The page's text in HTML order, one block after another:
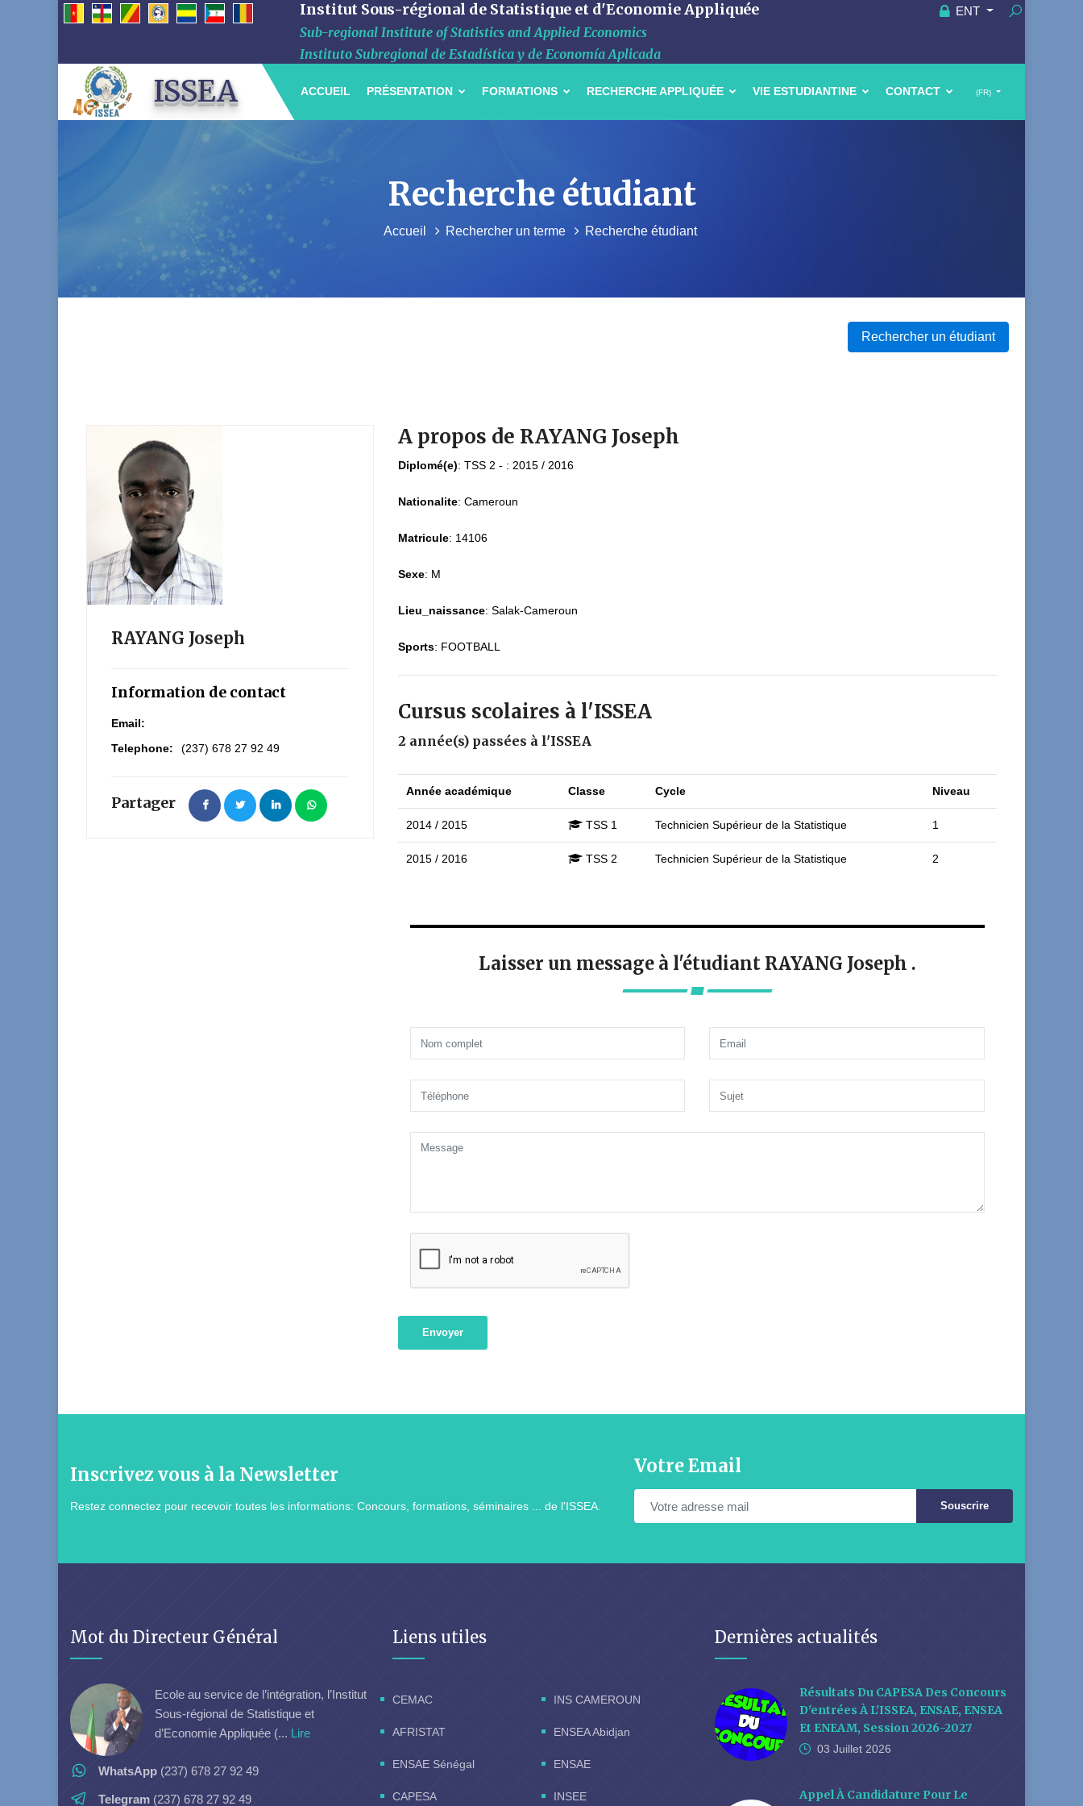
Institut Sous-régional de Statistique et d'Economie Appliquée
Sub-regional Institute of Statistics and Applied Economics
Instituto Subregional de Estadística y de Economía Aplicada
ENT
ISSEA (FR)
ACCUEIL PRÉSENTATION FORMATIONS RECHERCHE APPLIQUÉE VIE ESTUDIANTINE CONTACT
Recherche étudiant
Accueil Rechercher un terme Recherche étudiant
Rechercher un étudiant
RAYANG Joseph
Information de contact
Email:
Telephone:
(237) 678 27 92 49
Partager
A propos de RAYANG Joseph
Diplomé(e): TSS 2 - : 2015 / 2016
Nationalite: Cameroun
Matricule: 14106
Sexe: M
Lieu_naissance: Salak-Cameroun
Sports: FOOTBALL
Cursus scolaires à l'ISSEA
2 année(s) passées à l'ISSEA
Année académique Classe Cycle Niveau
2014 / 2015 TSS 1 Technicien Supérieur de la Statistique 1
2015 / 2016 TSS 2 Technicien Supérieur de la Statistique 2
Laisser un message à l'étudiant RAYANG Joseph .
Envoyer
Inscrivez vous à la Newsletter
Restez connectez pour recevoir toutes les informations: Concours, formations, séminaires ... de l'ISSEA.
Votre Email
Souscrire
Mot du Directeur Général
Ecole au service de l’intégration, l’Institut
Sous-régional de Statistique et
d’Economie Appliquée (... Lire
WhatsApp (237) 678 27 92 49
Telegram (237) 678 27 92 49
Liens utiles
CEMAC INS CAMEROUN
AFRISTAT ENSEA Abidjan
ENSAE Sénégal ENSAE
CAPESA INSEE
Dernières actualités
Résultats Du CAPESA Des Concours
D'entrées À L'ISSEA, ENSAE, ENSEA
Et ENEAM, Session 2026-2027
03 Juillet 2026
Appel À Candidature Pour Le